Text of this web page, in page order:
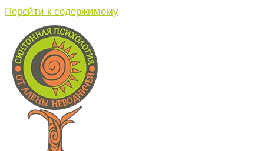
Перейти к содержимому